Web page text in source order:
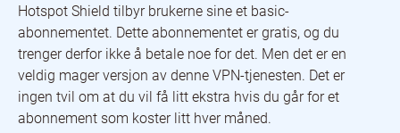
Hotspot Shield tilbyr brukerne sine et basic-
abonnementet. Dette abonnementet er gratis, og du
trenger derfor ikke å betale noe for det. Men det er en
veldig mager versjon av denne VPN-tjenesten. Det er
ingen tvil om at du vil få litt ekstra hvis du går for et
abonnement som koster litt hver måned.